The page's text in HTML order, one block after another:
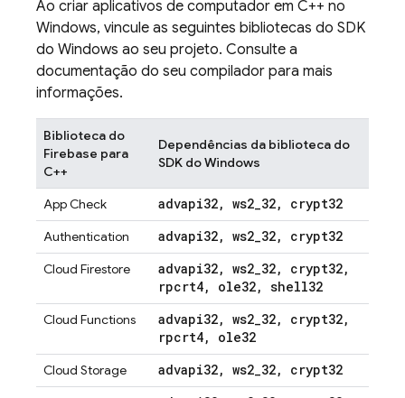
Ao criar aplicativos de computador em C++ no
Windows, vincule as seguintes bibliotecas do SDK
do Windows ao seu projeto. Consulte a
documentação do seu compilador para mais
informações.
Biblioteca do
Firebase para
C++
Dependências da biblioteca do
SDK do Windows
App Check advapi32, ws2_32, crypt32
Authentication advapi32, ws2_32, crypt32
Cloud Firestore advapi32, ws2_32, crypt32,
rpcrt4, ole32, shell32
Cloud Functions advapi32, ws2_32, crypt32,
rpcrt4, ole32
Cloud Storage advapi32, ws2_32, crypt32